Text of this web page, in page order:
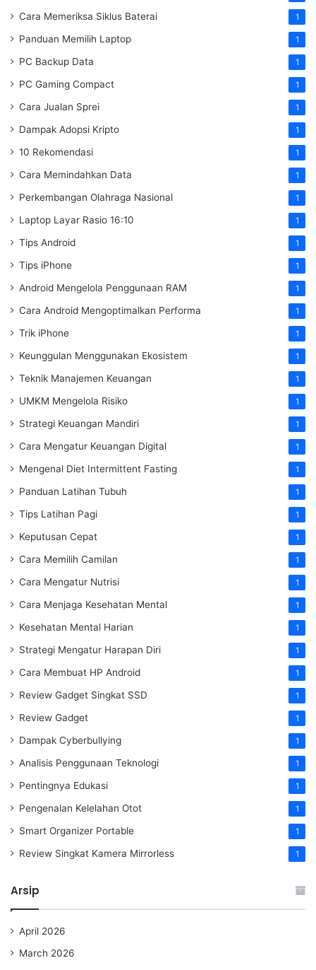
Cara Memeriksa Siklus Baterai 1
Panduan Memilih Laptop 1
PC Backup Data 1
PC Gaming Compact 1
Cara Jualan Sprei 1
Dampak Adopsi Kripto 1
10 Rekomendasi 1
Cara Memindahkan Data 1
Perkembangan Olahraga Nasional 1
Laptop Layar Rasio 16:10 1
Tips Android 1
Tips iPhone 1
Android Mengelola Penggunaan RAM 1
Cara Android Mengoptimalkan Performa 1
Trik iPhone 1
Keunggulan Menggunakan Ekosistem 1
Teknik Manajemen Keuangan 1
UMKM Mengelola Risiko 1
Strategi Keuangan Mandiri 1
Cara Mengatur Keuangan Digital 1
Mengenal Diet Intermittent Fasting 1
Panduan Latihan Tubuh 1
Tips Latihan Pagi 1
Keputusan Cepat 1
Cara Memilih Camilan 1
Cara Mengatur Nutrisi 1
Cara Menjaga Kesehatan Mental 1
Kesehatan Mental Harian 1
Strategi Mengatur Harapan Diri 1
Cara Membuat HP Android 1
Review Gadget Singkat SSD 1
Review Gadget 1
Dampak Cyberbullying 1
Analisis Penggunaan Teknologi 1
Pentingnya Edukasi 1
Pengenalan Kelelahan Otot 1
Smart Organizer Portable 1
Review Singkat Kamera Mirrorless 1
Arsip
April 2026
March 2026